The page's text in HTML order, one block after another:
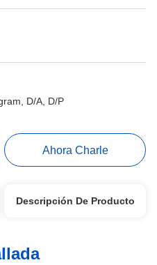
D/A, D/P
Ahora Charle
Descripción De Producto